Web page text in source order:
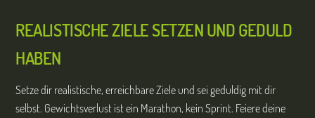
REALISTISCHE ZIELE SETZEN UND GEDULD
HABEN
Setze dir realistische, erreichbare Ziele und sei geduldig mit dir
selbst. Gewichtsverlust ist ein Marathon, kein Sprint. Feiere deine